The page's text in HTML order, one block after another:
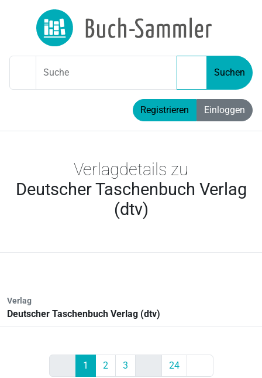
Suche Suchen
Registrieren Einloggen
Verlagdetails zu
Deutscher Taschenbuch Verlag
(dtv)
Verlag
Deutscher Taschenbuch Verlag (dtv)
Previous
1 2 3 24